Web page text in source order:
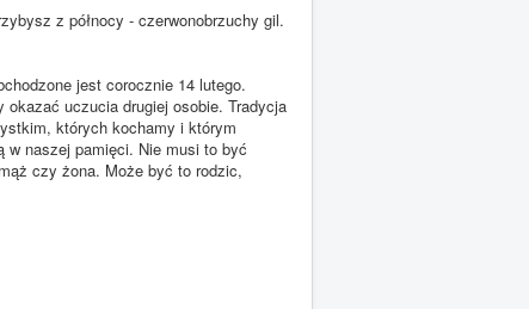
z północy - czerwonobrzuchy gil.
jest corocznie 14 lutego.
okazać uczucia drugiej osobie. Tradycja
których kochamy i którym
naszej pamięci. Nie musi to być
czy żona. Może być to rodzic,